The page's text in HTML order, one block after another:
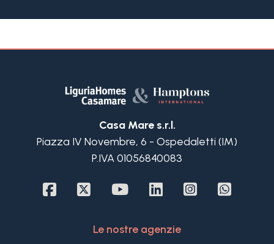
dotata di ingresso indipendente attraverso ad un
giardino privato di 125 m2, ed è suddivisa in
luminoso soggiorno con cucina a vista, due
terrazza di quasi 40 m² davanti alla sala, è ideale
per vivere all'aperto nelle miti giornate tipiche di
Completano questo grazioso appartamento
esclusiva, ideale per chi cerca un appartamento
Casa Mare s.r.l.
Piazza IV Novembre, 6 - Ospedaletti (IM)
P.IVA 01056840083
Le nostre agenzie